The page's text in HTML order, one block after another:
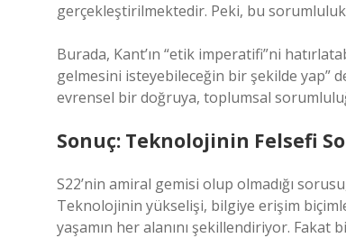
gerçekleştirilmektedir. Peki, bu
Burada, Kant’ın “etik imperatifi”ni
gelmesini isteyebileceğin bir şekilde yap”
evrensel bir doğruya, toplumsal
Sonuç: Teknolojinin Felsefi
S22’nin amiral gemisi olup olmadığı
Teknolojinin yükselişi, bilgiye erişim
yaşamın her alanını şekillendiriyor.